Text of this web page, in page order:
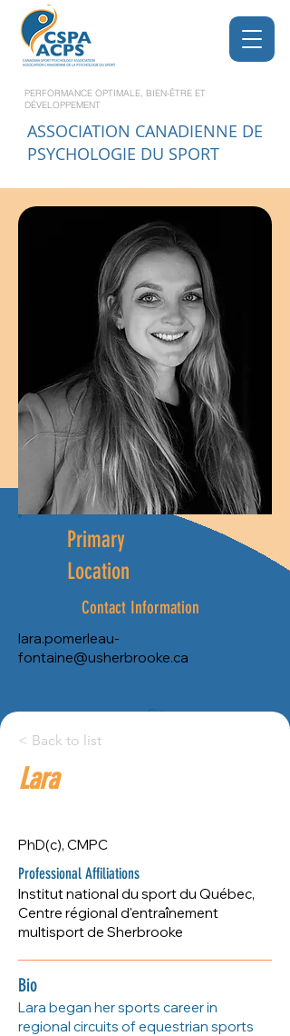
PERFORMANCE OPTIMALE, BIEN-ÊTRE ET
DÉVELOPPEMENT
ASSOCIATION CANADIENNE DE
PSYCHOLOGIE DU SPORT
Primary
Location
Contact Information
lara.pomerleau-
fontaine@usherbrooke.ca
City:
Montreal
lara.pomerleau-
fontaine@usherbrooke.ca
< Back to list
Lara
PhD(c), CMPC
Professional Affiliations
Institut national du sport du Québec,
Centre régional d'entraînement
multisport de Sherbrooke
Bio
Lara began her sports career in
regional circuits of equestrian sports